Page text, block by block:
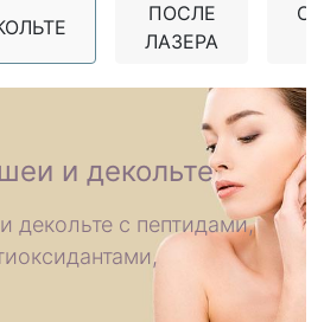
ПОСЛЕ
ЛАЗЕРА
и декольте
декольте с пептидами,